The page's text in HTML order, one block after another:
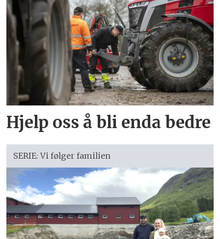
Hjelp oss å bli enda bedre
SERIE: Vi følger familien